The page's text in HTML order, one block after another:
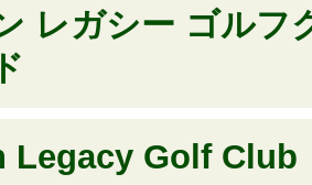
レガシー ゴルフ
Legacy Golf Club